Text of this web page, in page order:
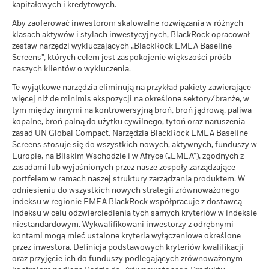
Przedstawione liczby odnoszą się do wyników osiągniętych w
wiarygodnym wskaźnikiem przyszłych wyników. Rynki w
przyszłości mogą się bardzo różnić. Mogą pomóc w ocenie
sposobu zarządzania funduszem w przeszłości
Wyniki przedstawiono w ujęciu wg wartości aktywów netto
dotyczące wyników oparto na wartości aktywów netto (WAN)
funduszu ETF, która nie musi być taka sama jak cena rynkowa
funduszu ETF. Poszczególni udziałowcy mogą realizować
zwroty, które różnią się od wyników WAN.
Jeśli inwestycji dokonano w walucie innej niż ta, której użyto
do obliczenia poprzednich wyników, zwrot z inwestycji może w
wyniku wahań kursu wzrosnąć lub zmaleć.Źródło:Blackrock
Węgry
Włochy
Niekorzystny
Jaki zwrot możesz otrzymać po odliczeniu
Średni zwrot w każdym roku
Umiarkowany
Jaki zwrot możesz otrzymać po odliczeniu
Średni zwrot w każdym roku
Korzystny
Jaki zwrot możesz otrzymać po odliczeniu
Średni zwrot w każdym roku
Scenariusz warunków skrajnych pokazuje, ile pieniędzy
możesz odzyskać w ekstremalnych warunkach rynkowych.
MSCI – Naruszający Zasady
globalnego wpływu ONZ
na dzień 05-sie-2026
0,00%
MSCI – Węgiel energetyczny 0,00%
MSCI – Piaski roponośne
na dzień 05-sie-2026
0,00%
Pokrycie powiązań
biznesowych
na dzień 05-sie-2026
90,02%
Procent Funduszu nie
pokryty
na dzień 05-sie-2026
9,98%
Przedstawiona powyżej ekspozycja na powiązania biznesowe
BlackRock w obszarze węgla termalnego i piasków
kapitałowych i kredytowych.
Aby zaoferować inwestorom skalowalne rozwiązania w różnych
klasach aktywów i stylach inwestycyjnych, BlackRock opracował
zestaw narzędzi wykluczających „BlackRock EMEA Baseline
Screens”, których celem jest zaspokojenie większości próśb
naszych klientów o wykluczenia.
Te wyjątkowe narzędzia eliminują na przykład pakiety zawierające
więcej niż de minimis ekspozycji na określone sektory/branże, w
tym między innymi na kontrowersyjną broń, broń jądrową, paliwa
kopalne, broń palną do użytku cywilnego, tytoń oraz naruszenia
zasad UN Global Compact. Narzędzia BlackRock EMEA Baseline
Screens stosuje się do wszystkich nowych, aktywnych, funduszy w
Europie, na Bliskim Wschodzie i w Afryce („EMEA”), zgodnych z
zasadami lub wyjaśnionych przez nasze zespoły zarządzające
portfelem w ramach naszej struktury zarządzania produktem. W
odniesieniu do wszystkich nowych strategii zrównoważonego
indeksu w regionie EMEA BlackRock współpracuje z dostawcą
indeksu w celu odzwierciedlenia tych samych kryteriów w indeksie
niestandardowym. Wykwalifikowani inwestorzy z odrębnymi
kontami mogą mieć ustalone kryteria wyłączeniowe określone
przez inwestora. Definicja podstawowych kryteriów kwalifikacji
oraz przyjęcie ich do funduszy podlegających zrównoważonym